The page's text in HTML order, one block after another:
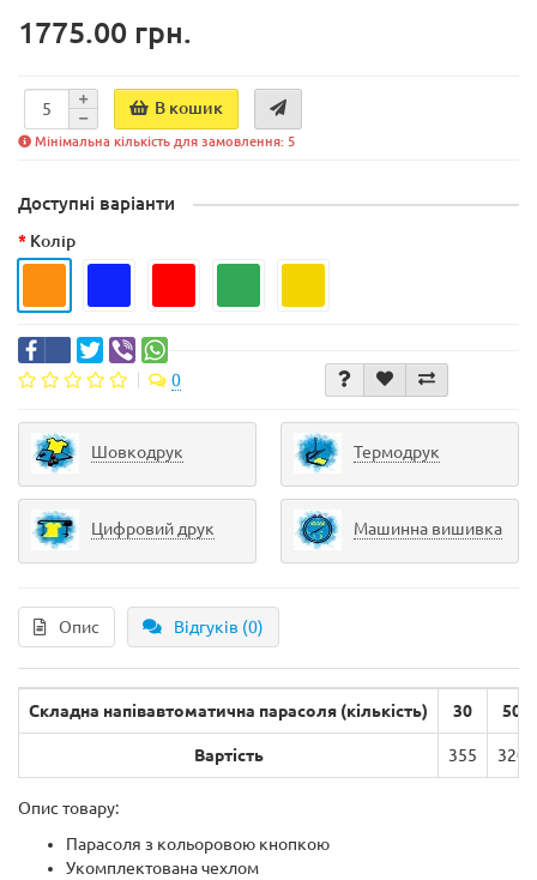
1775.00 грн.
В кошик
Мінімальна кількість для замовлення: 5
Доступні варіанти
Колір
0
Шовкодрук Термодрук
Цифровий друк Машинна вишивка
Опис Відгуків (0)
Складна напівавтоматична парасоля (кількість) 30 50
Вартість 355 320
Опис товару:
Парасоля з кольоровою кнопкою
Укомплектована чехлом